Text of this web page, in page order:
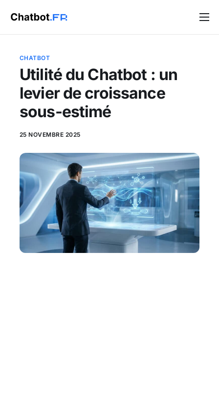
Solutions
Blog
Contact
CHATBOT
Utilité du Chatbot : un
levier de croissance
sous-estimé
25 NOVEMBRE 2025